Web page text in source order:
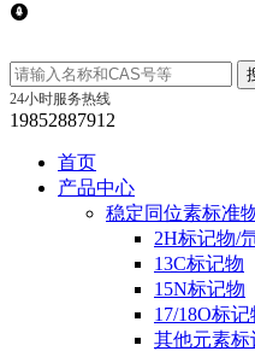
24小时服务热线
19852887912
首页
产品中心
稳定同位素标准
2H标记物/
13C标记物
15N标记物
17/18O标记
其他元素标